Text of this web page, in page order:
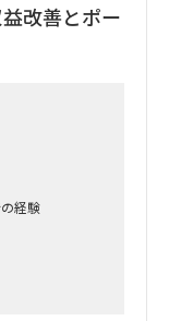
改善とポー
経験